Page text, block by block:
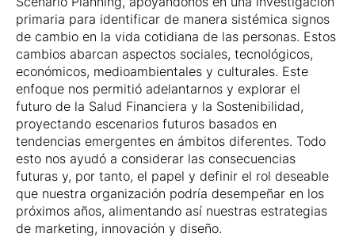
primaria para identificar de manera sistémica signos
de cambio en la vida cotidiana de las personas. Estos
cambios abarcan aspectos sociales, tecnológicos,
económicos, medioambientales y culturales. Este
enfoque nos permitió adelantarnos y explorar el
futuro de la Salud Financiera y la Sostenibilidad,
proyectando escenarios futuros basados en
tendencias emergentes en ámbitos diferentes. Todo
esto nos ayudó a considerar las consecuencias
futuras y, por tanto, el papel y definir el rol deseable
que nuestra organización podría desempeñar en los
próximos años, alimentando así nuestras estrategias
de marketing, innovación y diseño.